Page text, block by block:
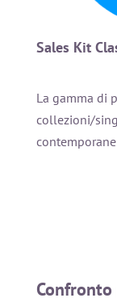
Sales Kit
La gamma di
collezioni/